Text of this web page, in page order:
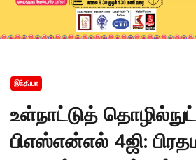
இந்தியா
உள்நாட்டுத்
பிஎஸ்என்எல் 4ஜி: